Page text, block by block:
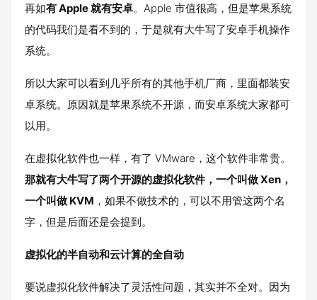
再如有 Apple 就有安卓。Apple 市值很高，但是苹果系统
的代码我们是看不到的，于是就有大牛写了安卓手机操作
系统。
所以大家可以看到几乎所有的其他手机厂商，里面都装安
卓系统。原因就是苹果系统不开源，而安卓系统大家都可
以用。
在虚拟化软件也一样，有了 VMware，这个软件非常贵。
那就有大牛写了两个开源的虚拟化软件，一个叫做 Xen，
一个叫做 KVM ，如果不做技术的，可以不用管这两个名
字，但是后面还是会提到。
虚拟化的半自动和云计算的全自动
要说虚拟化软件解决了灵活性问题，其实并不全对。因为